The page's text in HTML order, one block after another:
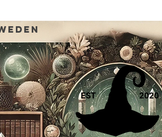
2020
EST